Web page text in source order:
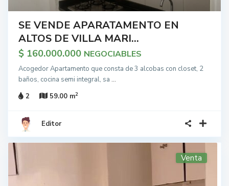
SE VENDE APARATAMENTO EN
ALTOS DE VILLA MARI...
$ 160.000.000 NEGOCIABLES
Acogedor Apartamento que consta de 3 alcobas con closet, 2
baños, cocina semi integral, sa ...
2
59.00 m2
Editor
Venta